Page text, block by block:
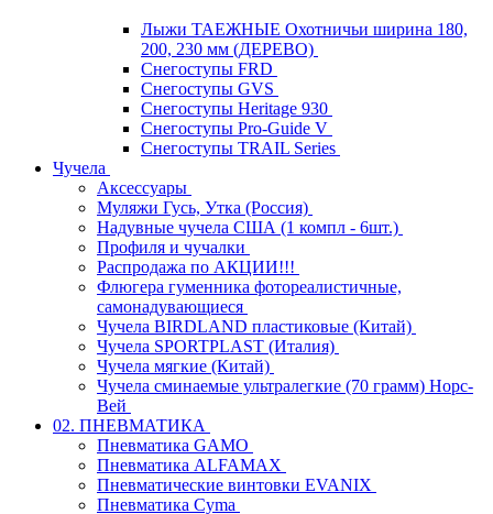
Лыжи ТАЕЖНЫЕ Охотничьи ширина 180,
200, 230 мм (ДЕРЕВО)
Снегоступы FRD
Снегоступы GVS
Снегоступы Heritage 930
Снегоступы Pro-Guide V
Снегоступы TRAIL Series
Чучела
Аксессуары
Муляжи Гусь, Утка (Россия)
Надувные чучела США (1 компл - 6шт.)
Профиля и чучалки
Распродажа по АКЦИИ!!!
Флюгера гуменника фотореалистичные,
самонадувающиеся
Чучела BIRDLAND пластиковые (Китай)
Чучела SPORTPLAST (Италия)
Чучела мягкие (Китай)
Чучела сминаемые ультралегкие (70 грамм) Норс-
Вей
02. ПНЕВМАТИКА
Пневматика GAMO
Пневматика ALFAMAX
Пневматические винтовки EVANIX
Пневматика Cyma